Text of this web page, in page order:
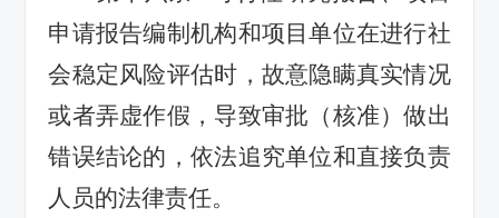
申请报告编制机构和项目单位在进行社
会稳定风险评估时，故意隐瞒真实情况
或者弄虚作假，导致审批（核准）做出
错误结论的，依法追究单位和直接负责
人员的法律责任。